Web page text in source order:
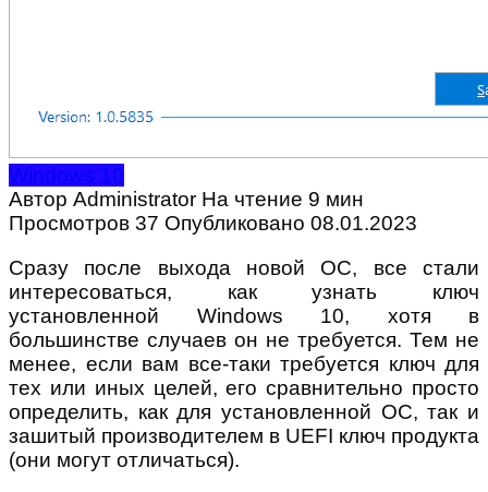
Windows 10
Автор Administrator На чтение 9 мин
Просмотров 37 Опубликовано 08.01.2023
Сразу после выхода новой ОС, все стали
интересоваться, как узнать ключ
установленной Windows 10, хотя в
большинстве случаев он не требуется. Тем не
менее, если вам все-таки требуется ключ для
тех или иных целей, его сравнительно просто
определить, как для установленной ОС, так и
зашитый производителем в UEFI ключ продукта
(они могут отличаться).